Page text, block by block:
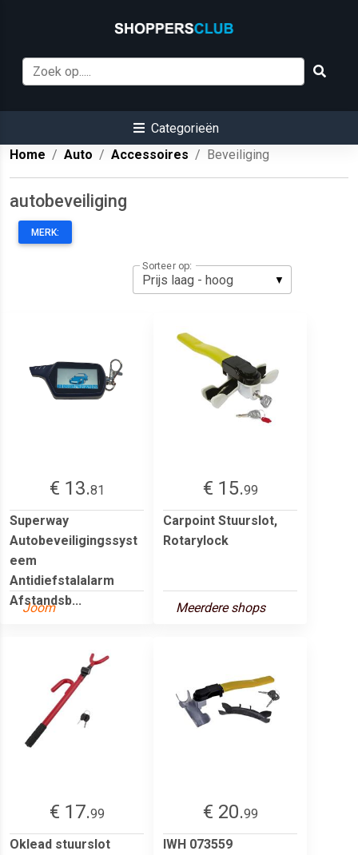
Categorieën
Home
Auto Accessoires Beveiliging
autobeveiliging
MERK:
Sorteer op:
€ 13.81
Superway
Autobeveiligingssyst
eem
Antidiefstalalarm
Afstandsb...
Joom
€ 15.99
Carpoint Stuurslot,
Rotarylock
Meerdere shops
€ 17.99
Oklead stuurslot
€ 20.99
IWH 073559